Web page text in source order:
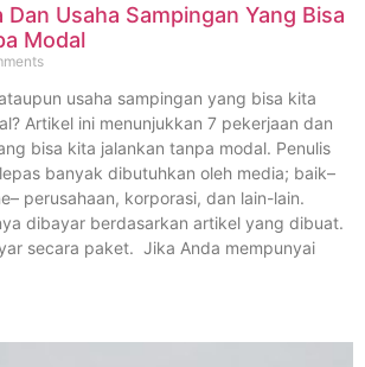
Dan Usaha Sampingan Yang Bisa
Modal
usaha sampingan yang bisa kita
Artikel ini menunjukkan 7 pekerjaan dan
bisa kita jalankan tanpa modal. Penulis
banyak dibutuhkan oleh media; baik–
perusahaan, korporasi, dan lain-lain.
dibayar berdasarkan artikel yang dibuat.
secara paket. Jika Anda mempunyai